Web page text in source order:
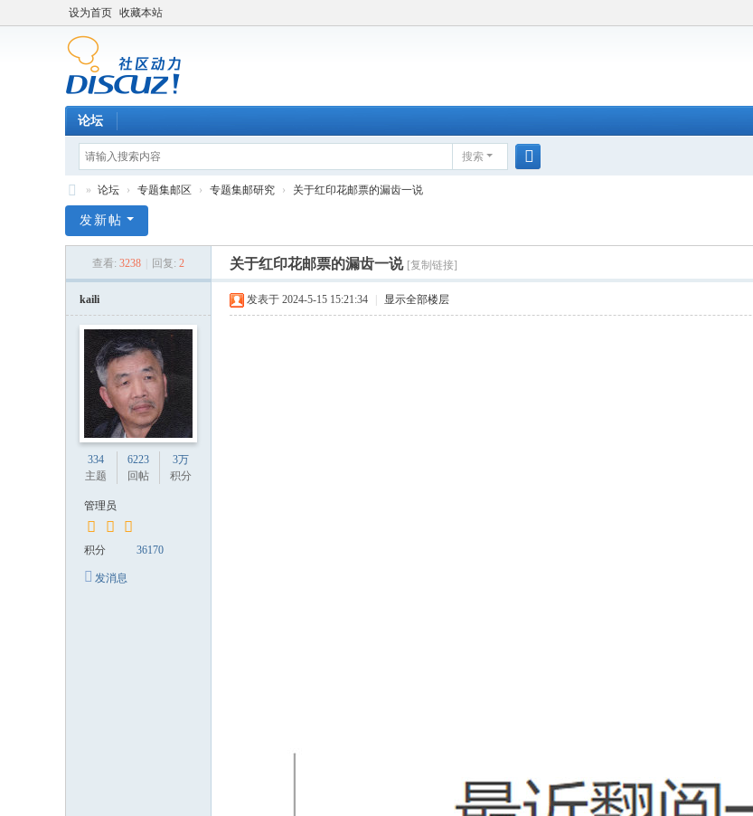
设为首页 收藏本站
论坛
搜索
外
» 论坛 › 专题集邮区 › 专题集邮研究 › 关于红印花邮票的漏齿一说
发新帖
查看: 3238 回复: 2 关于红印花邮票的漏齿一说 [复制链接]
kaili
334
主题
6223
回帖
3万
积分
管理员
积分 36170
发消息
发表于 2024-5-15 15:21:34 显示全部楼层